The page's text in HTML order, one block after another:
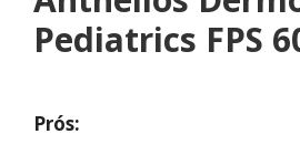
Pediatrics FPS
Prós: